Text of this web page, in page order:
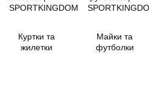
Куртки та
жилетки
Майки та
футболки